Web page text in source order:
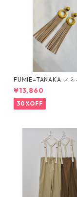
FUMIE=TANAKA フミ
カ ring fringe
-55 NU
¥13,860
30%OFF